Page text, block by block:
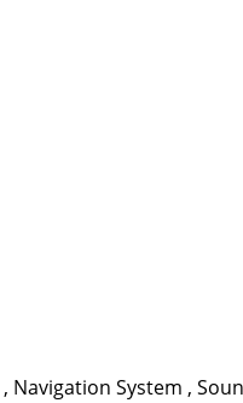
, Navigation System ,